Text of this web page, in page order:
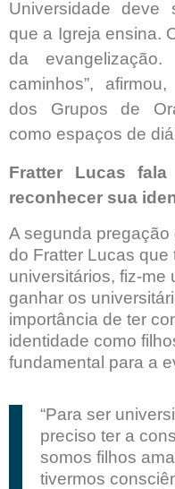
Universidade deve
que a Igreja ensina.
da
caminhos”,
dos Grupos de
como espaços de
Fratter Lucas
reconhecer sua
A segunda
do Fratter Lucas que
universitários, fiz-me
ganhar os
importância de ter
identidade como
fundamental para a
“Para ser
preciso ter a
somos filhos
tivermos